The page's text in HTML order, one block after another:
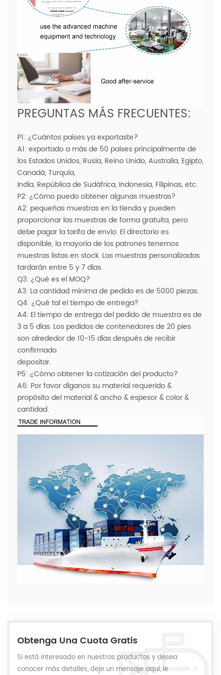
PREGUNTAS MÁS FRECUENTES:
P1: ¿Cuántos países ya exportaste?
A1: exportado a más de 50 países principalmente de
los Estados Unidos, Rusia, Reino Unido, Australia, Egipto,
Canadá, Turquía,
India, República de Sudáfrica, Indonesia, Filipinas, etc.
P2: ¿Cómo puedo obtener algunas muestras?
A2: pequeñas muestras en la tienda y pueden
proporcionar las muestras de forma gratuita, pero
debe pagar la tarifa de envío. El directorio es
disponible, la mayoría de los patrones tenemos
muestras listas en stock. Las muestras personalizadas
tardarán entre 5 y 7 días.
Q3: ¿Qué es el MOQ?
A3: La cantidad mínima de pedido es de 5000 piezas.
Q4: ¿Qué tal el tiempo de entrega?
A4: El tiempo de entrega del pedido de muestra es de
3 a 5 días. Los pedidos de contenedores de 20 pies
son alrededor de 10-15 días después de recibir
confirmado
depositar.
P5: ¿Cómo obtener la cotización del producto?
A6: Por favor díganos su material requerido &
propósito del material & ancho & espesor & color &
cantidad.
Obtenga Una Cuota Gratis
Si está interesado en nuestros productos y desea
conocer más detalles, deje un mensaje aquí, le